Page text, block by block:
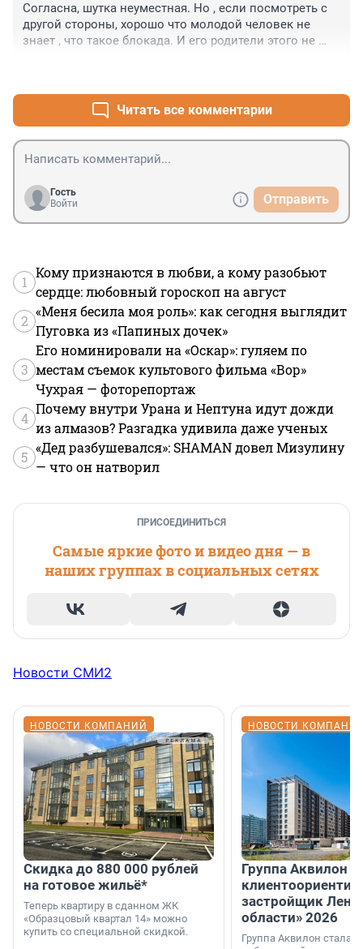
Согласна, шутка неуместная. Но , если посмотреть с
другой стороны, хорошо что молодой человек не
знает , что такое блокада. И его родители этого не
Читать все комментарии
Гость
Войти
Отправить
1
Кому признаются в любви, а кому разобьют
сердце: любовный гороскоп на август
2
«Меня бесила моя роль»: как сегодня выглядит
Пуговка из «Папиных дочек»
3
Его номинировали на «Оскар»: гуляем по
местам съемок культового фильма «Вор»
Чухрая — фоторепортаж
4
Почему внутри Урана и Нептуна идут дожди
из алмазов? Разгадка удивила даже ученых
5
«Дед разбушевался»: SHAMAN довел Мизулину
— что он натворил
ПРИСОЕДИНИТЬСЯ
Самые яркие фото и видео дня — в
наших группах в социальных сетях
Новости СМИ2
НОВОСТИ КОМПАНИЙ
Скидка до 880 000 рублей
на готовое жильё*
Теперь квартиру в сданном ЖК
«Образцовый квартал 14» можно
купить со специальной скидкой.
НОВОСТИ
Группа Аквилон
застройщик
области» 2026
Группа Аквилон стала